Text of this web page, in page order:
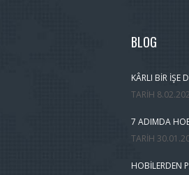
BLOG
KÂRLI BIR İŞE
TARIH
7 ADIMDA
TARIH
HOBILERDEN